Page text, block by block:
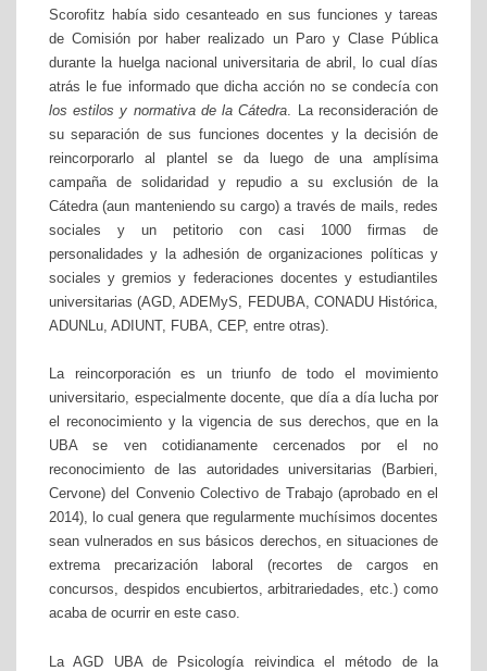
Scorofitz había sido cesanteado en sus funciones y tareas
de Comisión por haber realizado un Paro y Clase Pública
durante la huelga nacional universitaria de abril, lo cual días
atrás le fue informado que dicha acción no se condecía con
los estilos y normativa de la Cátedra . La reconsideración de
su separación de sus funciones docentes y la decisión de
reincorporarlo al plantel se da luego de una amplísima
campaña de solidaridad y repudio a su exclusión de la
Cátedra (aun manteniendo su cargo) a través de mails, redes
sociales y un petitorio con casi 1000 firmas de
personalidades y la adhesión de organizaciones políticas y
sociales y gremios y federaciones docentes y estudiantiles
universitarias (AGD, ADEMyS, FEDUBA, CONADU Histórica,
ADUNLu, ADIUNT, FUBA, CEP, entre otras).
La reincorporación es un triunfo de todo el movimiento
universitario, especialmente docente, que día a día lucha por
el reconocimiento y la vigencia de sus derechos, que en la
UBA se ven cotidianamente cercenados por el no
reconocimiento de las autoridades universitarias (Barbieri,
Cervone) del Convenio Colectivo de Trabajo (aprobado en el
2014), lo cual genera que regularmente muchísimos docentes
sean vulnerados en sus básicos derechos, en situaciones de
extrema precarización laboral (recortes de cargos en
concursos, despidos encubiertos, arbitrariedades, etc.) como
acaba de ocurrir en este caso.
La AGD UBA de Psicología reivindica el método de la